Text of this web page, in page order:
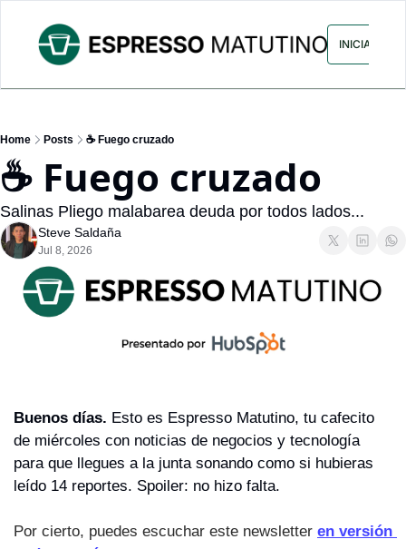
ARCHIVO ANUNCIA CON
INICIAR
Home Posts ☕ Fuego cruzado
☕ Fuego cruzado
Salinas Pliego malabarea deuda por todos lados...
Steve Saldaña
Jul 8, 2026
Buenos días. Esto es Espresso Matutino, tu cafecito
de miércoles con noticias de negocios y tecnología
para que llegues a la junta sonando como si hubieras
leído 14 reportes. Spoiler: no hizo falta.
Por cierto, puedes escuchar este newsletter en versión